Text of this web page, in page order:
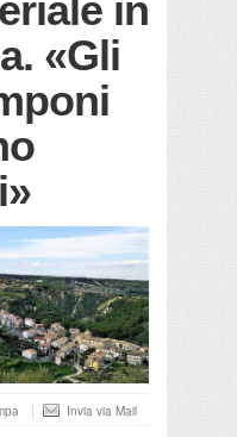
in
«Gli
Invia via Mail